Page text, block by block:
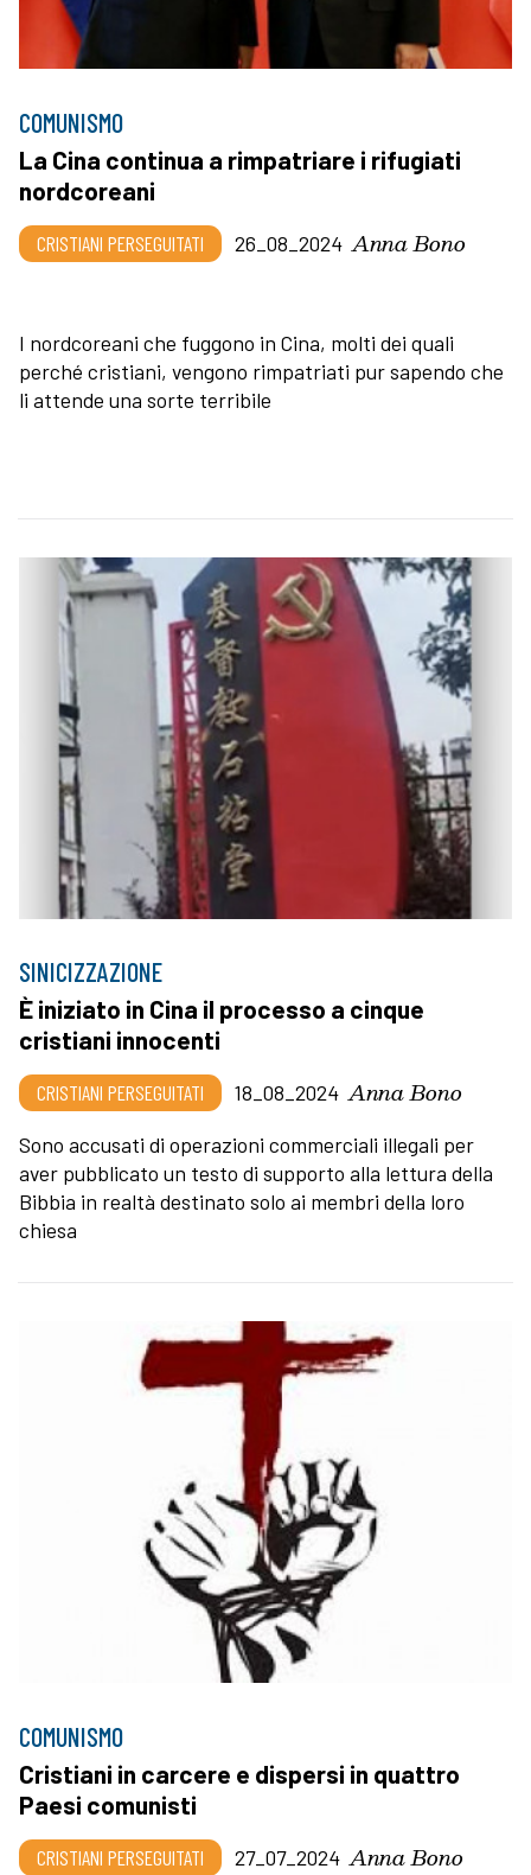
COMUNISMO
La Cina continua a rimpatriare i rifugiati
nordcoreani
CRISTIANI PERSEGUITATI 26_08_2024 Anna Bono
I nordcoreani che fuggono in Cina, molti dei quali
perché cristiani, vengono rimpatriati pur sapendo che
li attende una sorte terribile
SINICIZZAZIONE
È iniziato in Cina il processo a cinque
cristiani innocenti
CRISTIANI PERSEGUITATI 18_08_2024 Anna Bono
Sono accusati di operazioni commerciali illegali per
aver pubblicato un testo di supporto alla lettura della
Bibbia in realtà destinato solo ai membri della loro
chiesa
COMUNISMO
Cristiani in carcere e dispersi in quattro
Paesi comunisti
CRISTIANI PERSEGUITATI 27_07_2024 Anna Bono